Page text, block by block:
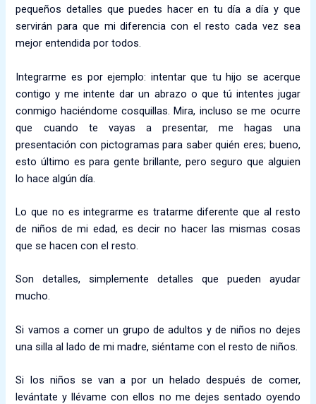
pequeños detalles que puedes hacer en tu día a día y que
servirán para que mi diferencia con el resto cada vez sea
mejor entendida por todos.
Integrarme es por ejemplo: intentar que tu hijo se acerque
contigo y me intente dar un abrazo o que tú intentes jugar
conmigo haciéndome cosquillas. Mira, incluso se me ocurre
que cuando te vayas a presentar, me hagas una
presentación con pictogramas para saber quién eres; bueno,
esto último es para gente brillante, pero seguro que alguien
lo hace algún día.
Lo que no es integrarme es tratarme diferente que al resto
de niños de mi edad, es decir no hacer las mismas cosas
que se hacen con el resto.
Son detalles, simplemente detalles que pueden ayudar
mucho.
Si vamos a comer un grupo de adultos y de niños no dejes
una silla al lado de mi madre, siéntame con el resto de niños.
Si los niños se van a por un helado después de comer,
levántate y llévame con ellos no me dejes sentado oyendo